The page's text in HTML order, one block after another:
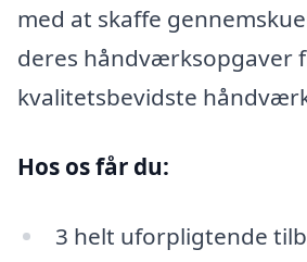
med at skaffe
deres håndværksopgaver
kvalitetsbevidste
Hos os får du:
3 helt uforpligtende